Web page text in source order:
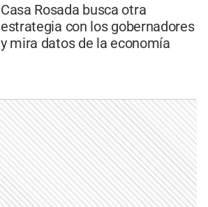
Casa Rosada busca otra
estrategia con los gobernadores
y mira datos de la economía